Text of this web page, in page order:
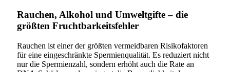
Rauchen, Alkohol und Umweltgifte – die
größten Fruchtbarkeitsfehler
Rauchen ist einer der größten vermeidbaren Risikofaktoren
für eine eingeschränkte Spermienqualität. Es reduziert nicht
nur die Spermienzahl, sondern erhöht auch die Rate an